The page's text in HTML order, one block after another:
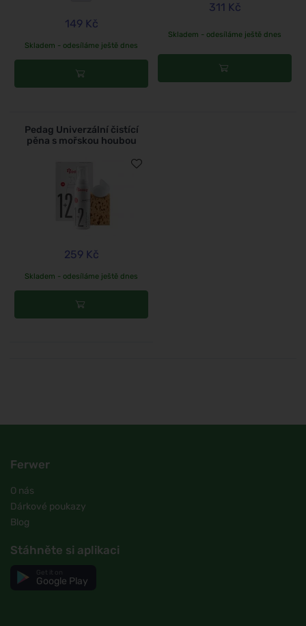
149 Kč
Skladem - odesíláme ještě dnes
311 Kč
Skladem - odesíláme ještě dnes
Pedag Univerzální čistící
pěna s mořskou houbou
259 Kč
Skladem - odesíláme ještě dnes
Ferwer
O nás
Dárkové poukazy
Blog
Stáhněte si aplikaci
Google Play